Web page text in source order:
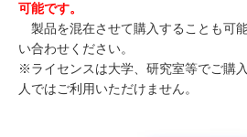
可能です。
製品を混在させて購入することも可
い合わせください。
※ライセンスは大学、研究室等でご購
人ではご利用いただけません。